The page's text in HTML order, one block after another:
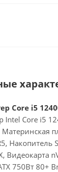
Core i5
Intel Core i5
Материнская
Накопитель
Видеокарта
750Вт 80+